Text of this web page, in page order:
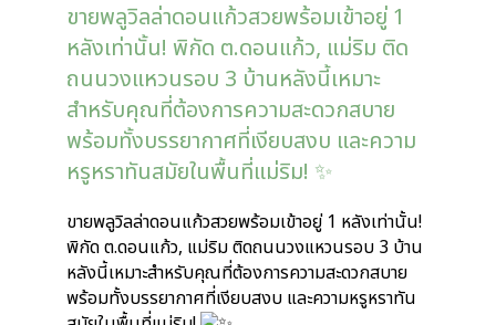
ขายพลูวิลล่าดอนแก้วสวยพร้อมเข้าอยู่ 1
หลังเท่านั้น! พิกัด ต.ดอนแก้ว, แม่ริม ติด
ถนนวงแหวนรอบ 3 บ้านหลังนี้เหมาะ
สำหรับคุณที่ต้องการความสะดวกสบาย
พร้อมทั้งบรรยากาศที่เงียบสงบ และความ
หรูหราทันสมัยในพื้นที่แม่ริม! ✨
ขายพลูวิลล่าดอนแก้วสวยพร้อมเข้าอยู่ 1 หลังเท่านั้น!
พิกัด ต.ดอนแก้ว, แม่ริม ติดถนนวงแหวนรอบ 3 บ้าน
หลังนี้เหมาะสำหรับคุณที่ต้องการความสะดวกสบาย
พร้อมทั้งบรรยากาศที่เงียบสงบ และความหรูหราทัน